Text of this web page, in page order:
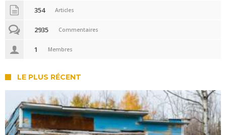
354 Articles
2935 Commentaires
1 Membres
LE PLUS RÉCENT